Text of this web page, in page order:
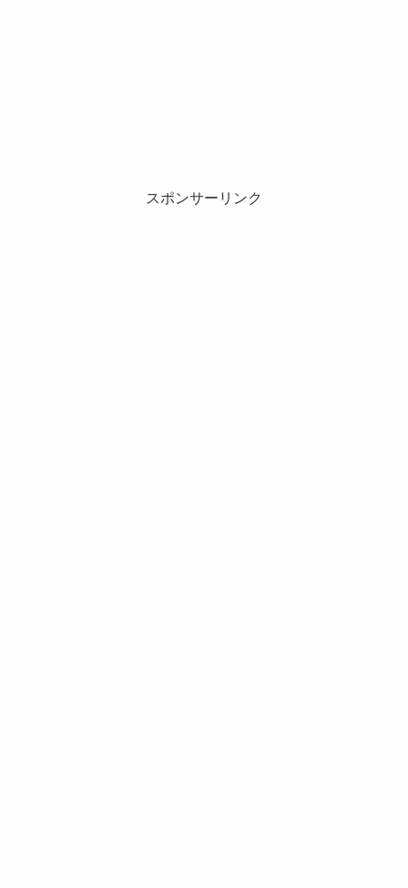
スポンサーリンク